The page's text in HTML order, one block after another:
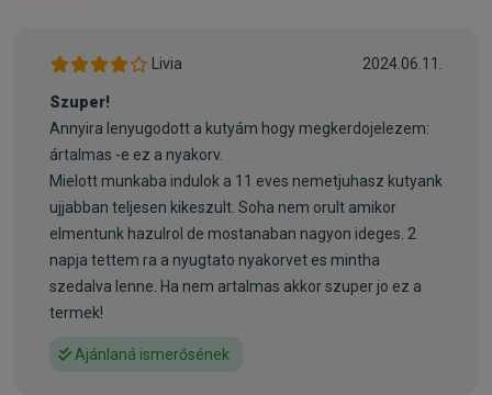
hétig tart. A Beaphar CaniComfortban található kutya appezin
feromon a kutyák ún. „nyugtató feromonjának” (kutya
appezinek) szintetikus másolata, melyet a laktáció idején az
anyakutya természetes módon termel, így kulcsszerepet
játszik a kölykökkel való kötődés kialakulásában. A kutya
appezin feromon a kölyköknél és a felnőtt kutyáknál
egyaránt erősíti a biztonságérzetet. Beaphar CaniComfort
bármilyen fajtájú kutya esetében használható, nem szedálja
a kutyát és más állatokat.
Kutya appezin feromon analóg: 2,5% Segédanyagok ad 100
Livia 2024.06.11.
Szuper!
Annyira lenyugodott a kutyám hogy megkerdojelezem:
ártalmas -e ez a nyakorv.
Mielott munkaba indulok a 11 eves nemetjuhasz kutyank
ujjabban teljesen kikeszult. Soha nem orult amikor
elmentunk hazulrol de mostanaban nagyon ideges. 2
napja tettem ra a nyugtato nyakorvet es mintha
szedalva lenne. Ha nem artalmas akkor szuper jo ez a
termek!
Ajánlaná ismerősének